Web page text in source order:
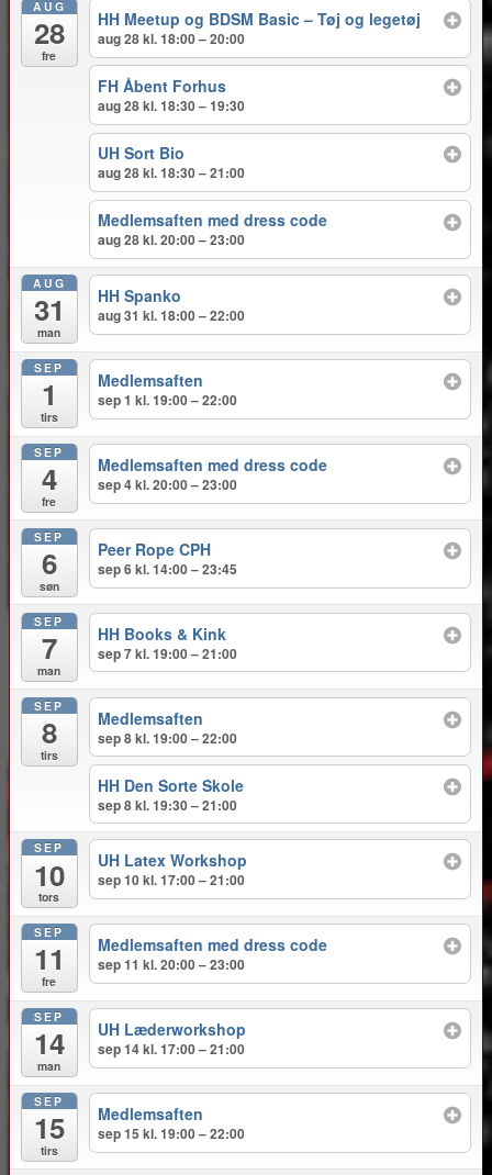
AUG
28
fre
HH Meetup og BDSM Basic – Tøj og legetøj
aug 28 kl. 18:00 – 20:00
FH Åbent Forhus
aug 28 kl. 18:30 – 19:30
UH Sort Bio
aug 28 kl. 18:30 – 21:00
Medlemsaften med dress code
aug 28 kl. 20:00 – 23:00
AUG
31
man
HH Spanko
aug 31 kl. 18:00 – 22:00
SEP
1
tirs
Medlemsaften
sep 1 kl. 19:00 – 22:00
SEP
4
fre
Medlemsaften med dress code
sep 4 kl. 20:00 – 23:00
SEP
6
søn
Peer Rope CPH
sep 6 kl. 14:00 – 23:45
SEP
7
man
HH Books & Kink
sep 7 kl. 19:00 – 21:00
SEP
8
tirs
Medlemsaften
sep 8 kl. 19:00 – 22:00
HH Den Sorte Skole
sep 8 kl. 19:30 – 21:00
SEP
10
tors
UH Latex Workshop
sep 10 kl. 17:00 – 21:00
SEP
11
fre
Medlemsaften med dress code
sep 11 kl. 20:00 – 23:00
SEP
14
man
UH Læderworkshop
sep 14 kl. 17:00 – 21:00
SEP
15
tirs
Medlemsaften
sep 15 kl. 19:00 – 22:00